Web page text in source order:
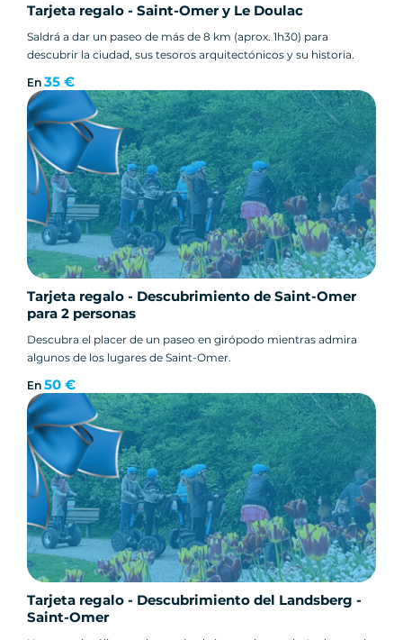
Tarjeta regalo - Saint-Omer y Le Doulac
Saldrá a dar un paseo de más de 8 km (aprox. 1h30) para
descubrir la ciudad, sus tesoros arquitectónicos y su historia.
En 35 €
Tarjeta regalo - Descubrimiento de Saint-Omer
para 2 personas
Descubra el placer de un paseo en girópodo mientras admira
algunos de los lugares de Saint-Omer.
En 50 €
Tarjeta regalo - Descubrimiento del Landsberg -
Saint-Omer